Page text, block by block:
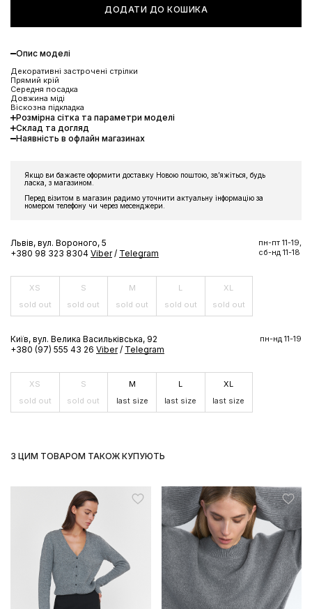
ДОДАТИ ДО КОШИКА
Опис моделі
Декоративні застрочені стрілки
Прямий крій
Середня посадка
Довжина міді
Віскозна підкладка
Розмірна сітка та параметри моделі
Склад та догляд
Наявність в офлайн магазинах
Якщо ви бажаєте оформити доставку Новою поштою, звʼяжіться, будь
ласка, з магазином.
Перед візитом в магазин радимо уточнити актуальну інформацію за
номером телефону чи через месенджери.
Львів, вул. Вороного, 5
+380 98 323 8304 Viber / Telegram
пн-пт 11-19,
сб-нд 11-18
XS
sold out
S
sold out
M
sold out
L
sold out
XL
sold out
Київ, вул. Велика Васильківська, 92
+380 (97) 555 43 26 Viber / Telegram
пн-нд 11-19
XS
sold out
S
sold out
M
last size
L
last size
XL
last size
З ЦИМ ТОВАРОМ ТАКОЖ КУПУЮТЬ